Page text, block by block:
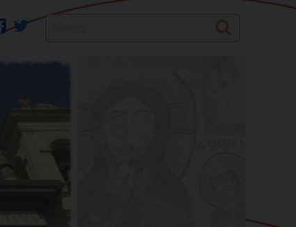
twitter
facebook Search